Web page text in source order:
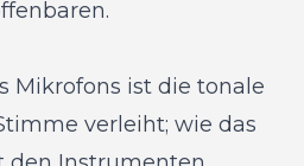
Mikrofons ist die tonale
verleiht; wie das